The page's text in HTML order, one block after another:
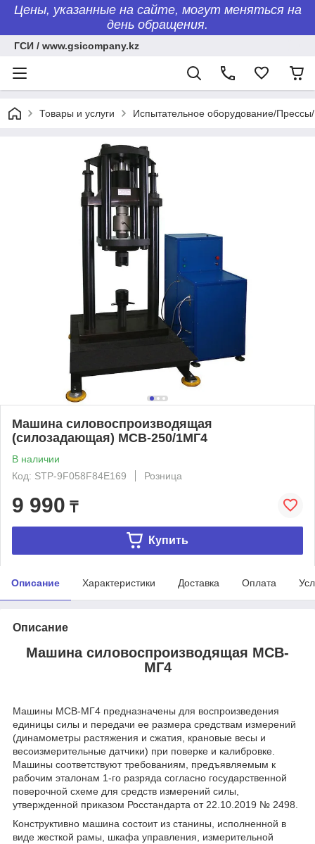
Цены, указанные на сайте, могут меняться на
день обращения.
ГСИ / www.gsicompany.kz
Товары и услуги Испытательное оборудование/
Машина силовоспроизводящая
(силозадающая) МСВ-250/1МГ4
В наличии
Код: STP-9F058F84E169
Розница
9 990 ₸
Купить
Описание Характеристики Доставка Оплата
Описание
Машина силовоспроизводящая МСВ-
МГ4
Машины МСВ-МГ4 предназначены для воспроизведения
единицы силы и передачи ее размера средствам измерений
(динамометры растяжения и сжатия, крановые весы и
весоизмерительные датчики) при поверке и калибровке.
Машины соответствуют требованиям, предъявляемым к
рабочим эталонам 1-го разряда согласно государственной
поверочной схеме для средств измерений силы,
утвержденной приказом Росстандарта от 22.10.2019 № 2498.
Конструктивно машина состоит из станины, исполненной в
виде жесткой рамы, шкафа управления, измерительной